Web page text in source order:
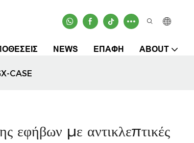
NEWS ΕΠΑΦΉ ABOUT
CASE
εφήβων με αντικλεπτικές